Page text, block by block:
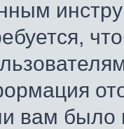
вам